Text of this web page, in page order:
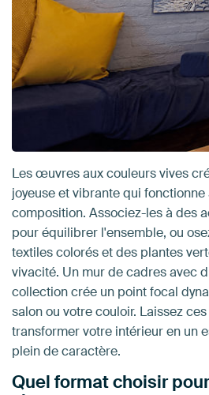
Les œuvres aux couleurs vives
joyeuse et vibrante qui
composition. Associez-les à des
pour équilibrer l'ensemble, ou
textiles colorés et des plantes
vivacité. Un mur de cadres avec
collection crée un point focal
salon ou votre couloir. Laissez
transformer votre intérieur en un
plein de caractère.
Quel format choisir